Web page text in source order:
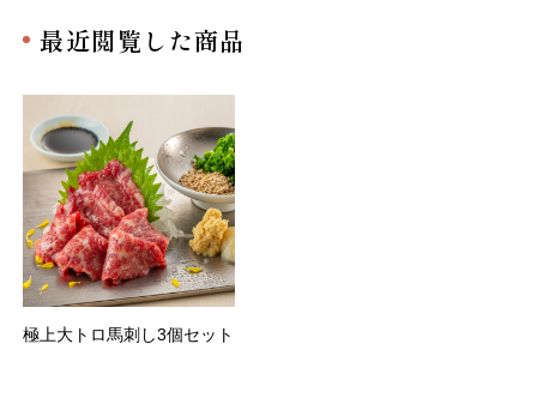
最近閲覧した商品
極上大トロ馬刺し3個セット